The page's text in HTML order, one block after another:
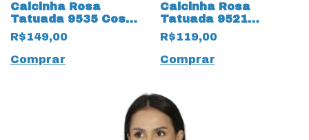
Calcinha Rosa
Tatuada 9535 Cos
Largo Winner Rosa
R$149,00
Comprar
Calcinha Rosa
Tatuada 9521
Anarruga Cortinha
Lateral Verde
R$119,00
Comprar